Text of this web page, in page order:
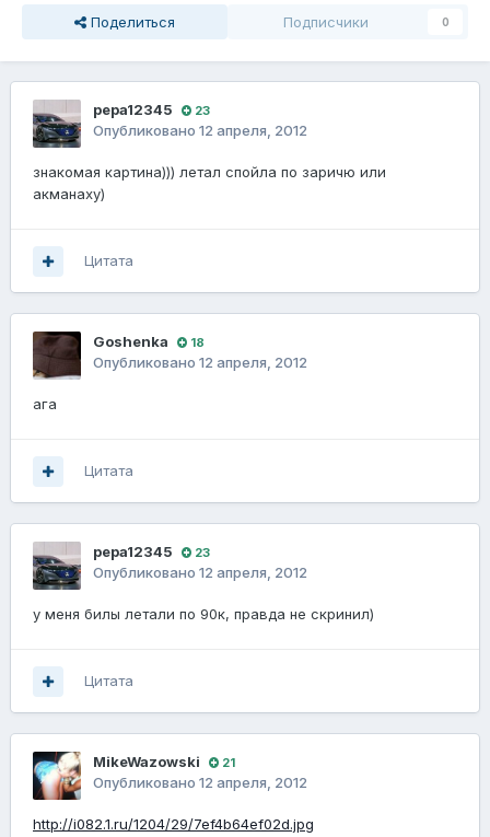
Поделиться Подписчики 0
pepa12345 23
Опубликовано 12 апреля, 2012
знакомая картина))) летал спойла по заричю или
акманаху)
Цитата
Goshenka 18
Опубликовано 12 апреля, 2012
ага
Цитата
pepa12345 23
Опубликовано 12 апреля, 2012
у меня билы летали по 90к, правда не скринил)
Цитата
MikeWazowski 21
Опубликовано 12 апреля, 2012
http://i082.1.ru/1204/29/7ef4b64ef02d.jpg